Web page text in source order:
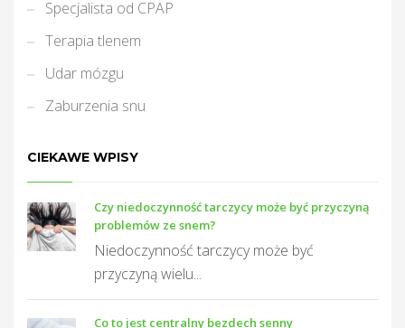
Specjalista od CPAP
Terapia tlenem
Udar mózgu
Zaburzenia snu
CIEKAWE WPISY
Czy niedoczynność tarczycy może być przyczyną
problemów ze snem?
Niedoczynność tarczycy może być
przyczyną wielu...
Co to jest centralny bezdech senny